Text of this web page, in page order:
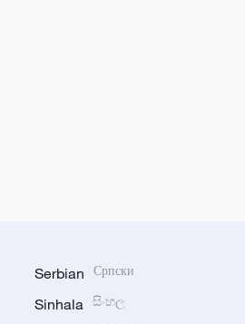
Serbian Српски
Sinhala සිංහල